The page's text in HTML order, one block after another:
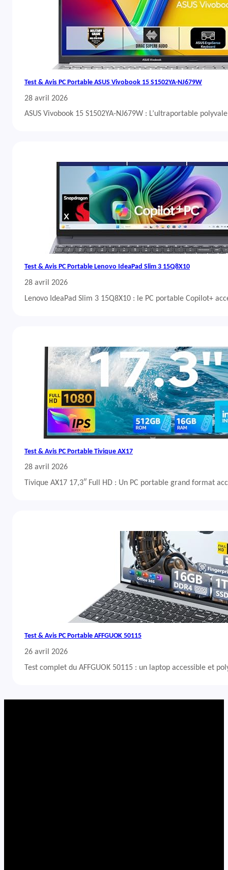
Test & Avis PC Portable ASUS Vivobook 15 S1502YA-NJ679W
28 avril 2026
ASUS Vivobook 15 S1502YA-NJ679W : L’ultraportable
Test & Avis PC Portable Lenovo IdeaPad Slim 3 15Q8X10
28 avril 2026
Lenovo IdeaPad Slim 3 15Q8X10 : le PC portable Copilot+
Test & Avis PC Portable Tivique AX17
28 avril 2026
Tivique AX17 17,3″ Full HD : Un PC portable grand format
Test & Avis PC Portable AFFGUOK 50115
26 avril 2026
Test complet du AFFGUOK 50115 : un laptop accessible